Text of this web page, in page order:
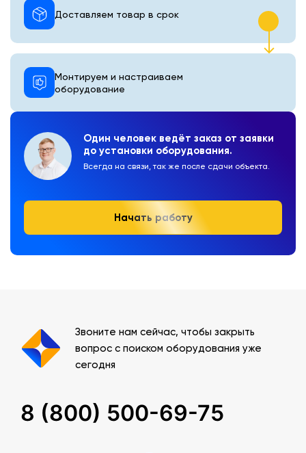
Один человек ведёт заказ от заявки
до установки оборудования.
Всегда на связи, так же после сдачи объекта.
Начать работу
Монтируем и настраиваем
оборудование
Доставляем товар в срок
Звоните нам сейчас, чтобы закрыть
вопрос с поиском оборудования уже
сегодня
8 (800) 500-69-75